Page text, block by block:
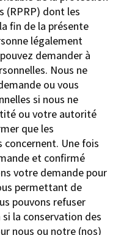
(RPRP) dont les
fin de la présente
légalement
demander à
Nous ne
ou vous
si nous ne
ou votre autorité
que les
Une fois
et confirmé
votre demande pour
permettant de
pouvons refuser
la conservation des
nous ou notre (nos)